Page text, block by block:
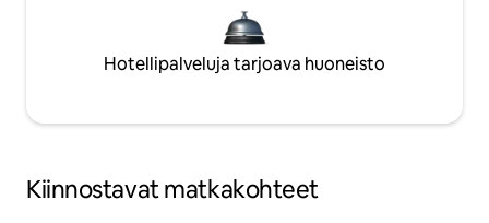
Hotellipalveluja tarjoava huoneisto
Kiinnostavat matkakohteet